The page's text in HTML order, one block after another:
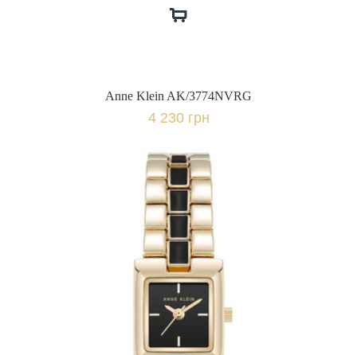
Anne Klein AK/3774NVRG
4 230 грн